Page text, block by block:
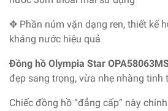
✥ Phần núm vặn dạng ren, thiết kế
kháng nước hiệu quả
Đồng hồ Olympia Star
đẹp sang trọng, vừa nhẹ nhàng tinh
Chiếc đồng hồ “đẳng cấp” này